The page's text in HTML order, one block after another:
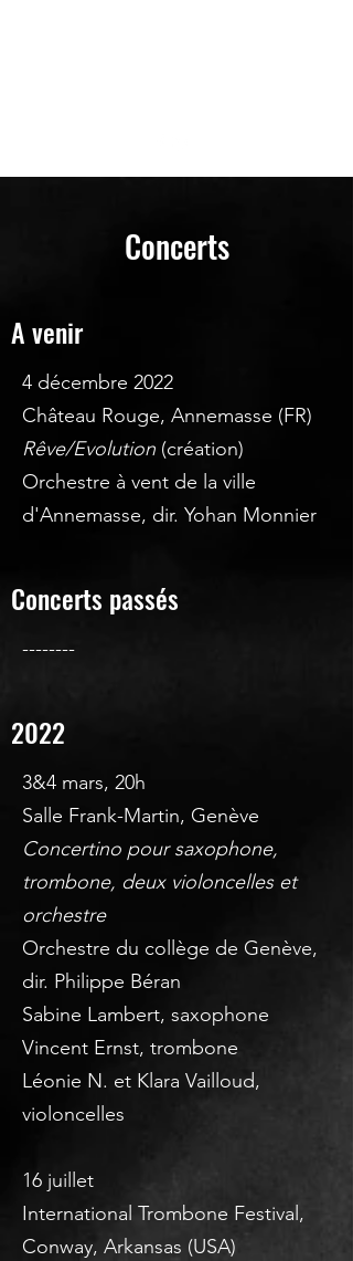
Concerts
A venir
4 décembre 2022
Château Rouge, Annemasse (FR)
Rêve/Evolution (création)
Orchestre à vent de la ville
d'Annemasse, dir. Yohan Monnier
Concerts passés
--------
2022
3&4 mars, 20h
Salle Frank-Martin, Genève
Concertino pour saxophone,
trombone, deux violoncelles et
orchestre
Orchestre du collège de Genève,
dir. Philippe Béran
Sabine Lambert, saxophone
Vincent Ernst, trombone
Léonie N. et Klara Vailloud,
violoncelles
16 juillet
International Trombone Festival,
Conway, Arkansas (USA)